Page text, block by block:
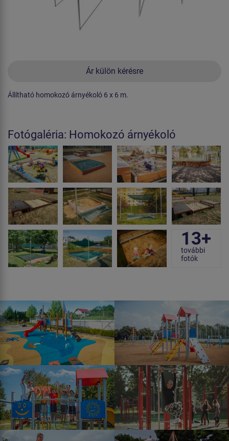
Ár külön kérésre
Állítható homokozó árnyékoló 6 x 6 m.
Fotógaléria: Homokozó árnyékoló
13+
további
fotók